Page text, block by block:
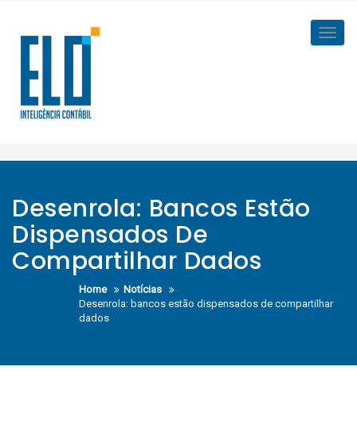
content
Desenrola: Bancos Estão
Dispensados De
Compartilhar Dados
Home
Notícias
Desenrola: bancos estão dispensados de compartilhar
dados